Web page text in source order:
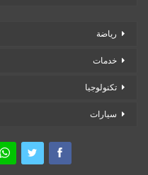
رياضة
خدمات
تكنولوجيا
سيارات